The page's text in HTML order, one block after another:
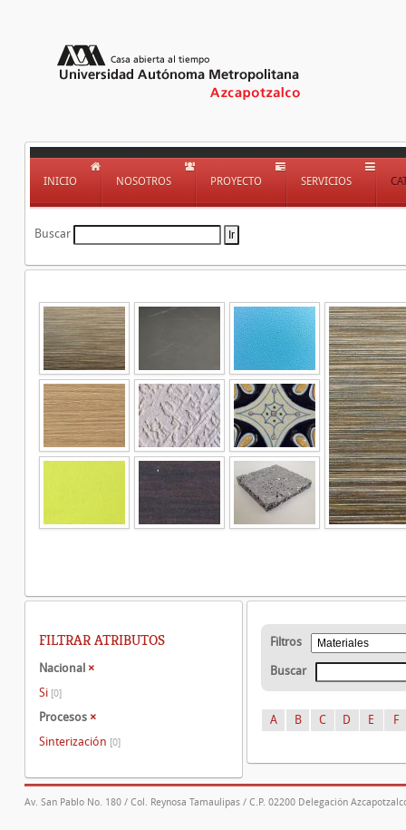
INICIO NOSOTROS PROYECTO SERVICIOS
Buscar
Filtros
Buscar
A B C D E F
FILTRAR ATRIBUTOS
Nacional ×
Si [0]
Procesos ×
Sinterización [0]
Av. San Pablo No. 180 / Col. Reynosa Tamaulipas / C.P. 02200 Delegación